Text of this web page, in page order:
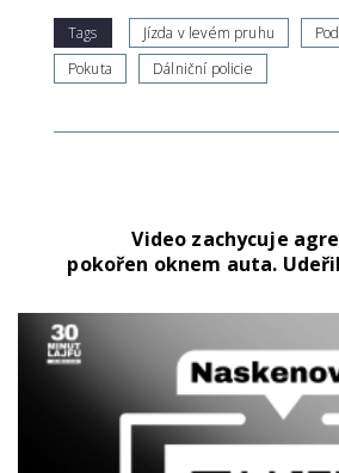
Tags Jízda v levém pruhu
Pokuta
Dálniční policie
Video zachycuje
pokořen oknem auta.